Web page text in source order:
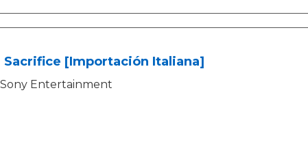
Sacrifice [Importación Italiana]
Sony Entertainment